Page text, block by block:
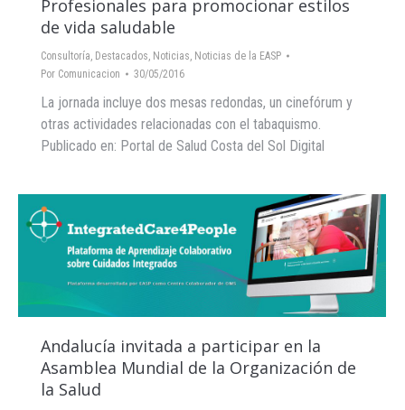
Profesionales para promocionar estilos
de vida saludable
Consultoría, Destacados, Noticias, Noticias de la EASP
Por Comunicacion 30/05/2016
La jornada incluye dos mesas redondas, un cinefórum y
otras actividades relacionadas con el tabaquismo.
Publicado en: Portal de Salud Costa del Sol Digital
Andalucía invitada a participar en la
Asamblea Mundial de la Organización de
la Salud